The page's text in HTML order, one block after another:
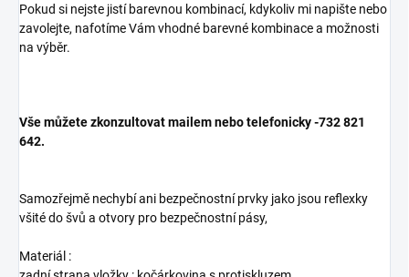
Pokud si nejste jistí barevnou kombinací, kdykoliv mi napište nebo
zavolejte, nafotíme Vám vhodné barevné kombinace a možnosti
na výběr.
Vše můžete zkonzultovat mailem nebo telefonicky -732 821
642.
Samozřejmě nechybí ani bezpečnostní prvky jako jsou reflexky
všité do švů a otvory pro bezpečnostní pásy,
Materiál :